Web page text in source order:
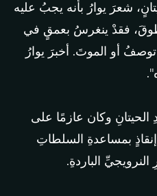
شعرَ يوارُ بأنه يجبُ عليه
فقدْ ينغرسُ بعمقٍ في
توصفُ أو الموتَ. أخبرَ يوارُ
وكان عازمًا على
بمساعدةِ السلطاتِ
الباردةِ.